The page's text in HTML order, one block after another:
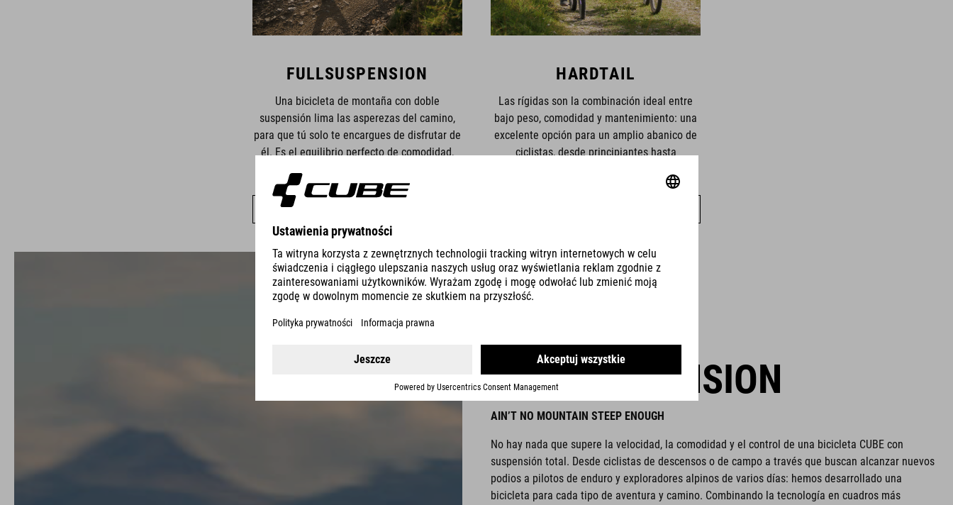
FULLSUSPENSION
Una bicicleta de montaña con doble
suspensión lima las asperezas del camino,
para que tú solo te encargues de disfrutar de
él. Es el equilibrio perfecto de comodidad,
MOSTRAR TODAS LAS BICICLETAS
HARDTAIL
Las rígidas son la combinación ideal entre
bajo peso, comodidad y mantenimiento: una
excelente opción para un amplio abanico de
ciclistas, desde principiantes hasta
FULLSUSPENSION
AIN’T NO MOUNTAIN STEEP ENOUGH
No hay nada que supere la velocidad, la comodidad y el control de una bicicleta CUBE con
suspensión total. Desde ciclistas de descensos o de campo a través que buscan alcanzar nuevos
podios a pilotos de enduro y exploradores alpinos de varios días: hemos desarrollado una
bicicleta para cada tipo de aventura y camino. Combinando la tecnología en cuadros más